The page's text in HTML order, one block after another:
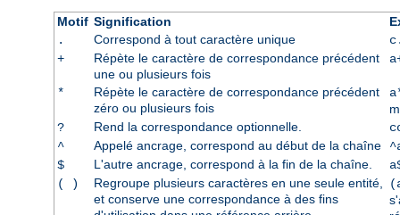
Motif Signification
.
Correspond à tout caractère unique
+
Répète le caractère de correspondance précédent
une ou plusieurs fois
*
Répète le caractère de correspondance précédent
zéro ou plusieurs fois
?
Rend la correspondance optionnelle.
^
Appelé ancrage, correspond au début de la chaîne
$
L'autre ancrage, correspond à la fin de la chaîne.
( )
Regroupe plusieurs caractères en une seule entité,
et conserve une correspondance à des fins